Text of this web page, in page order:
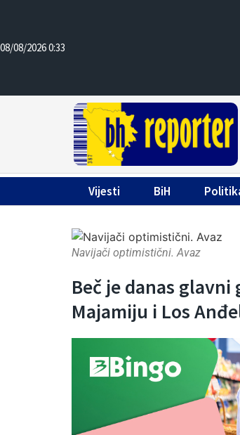
08/08/2026 0:33
Vijesti BiH
Navijači optimistični. Avaz
Beč je danas glavni
Majamiju i Los